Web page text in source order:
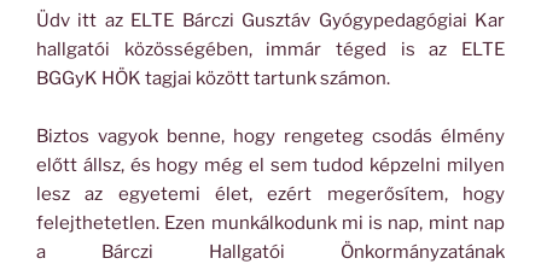
Üdv itt az ELTE Bárczi Gusztáv Gyógypedagógiai Kar
hallgatói közösségében, immár téged is az ELTE
BGGyK HÖK tagjai között tartunk számon.
Biztos vagyok benne, hogy rengeteg csodás élmény
előtt állsz, és hogy még el sem tudod képzelni milyen
lesz az egyetemi élet, ezért megerősítem, hogy
felejthetetlen. Ezen munkálkodunk mi is nap, mint nap
a Bárczi Hallgatói Önkormányzatának